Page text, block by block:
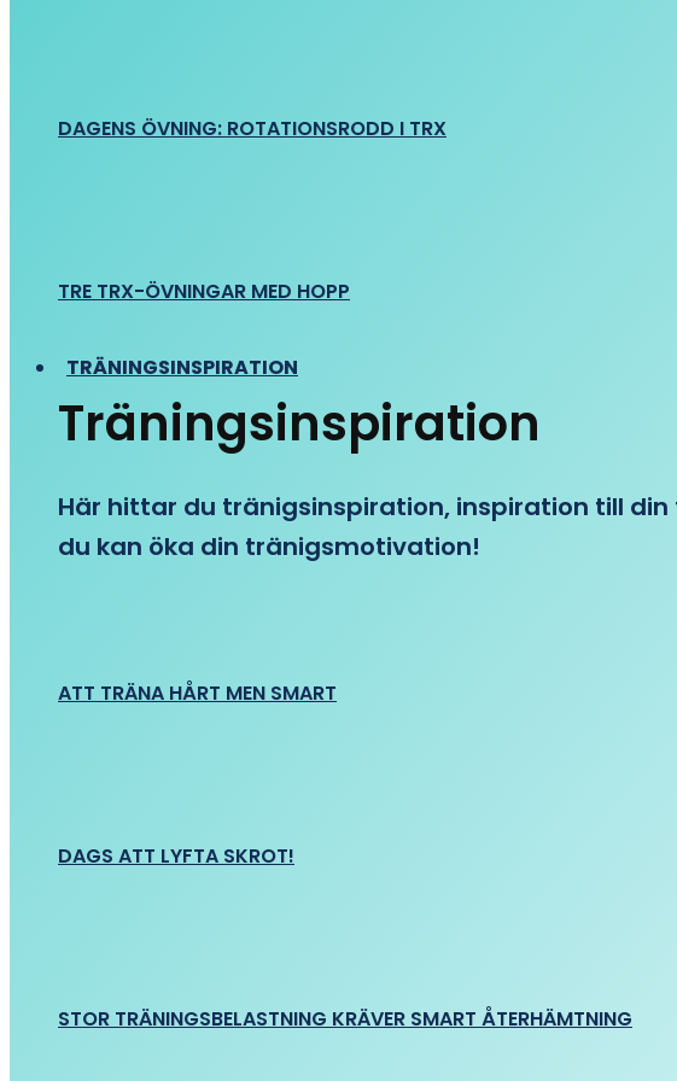
DAGENS ÖVNING: ROTATIONSRODD I TRX
TRE TRX-ÖVNINGAR MED HOPP
TRÄNINGSINSPIRATION
Träningsinspiration
Här hittar du tränigsinspiration, inspiration till
du kan öka din tränigsmotivation!
ATT TRÄNA HÅRT MEN SMART
DAGS ATT LYFTA SKROT!
STOR TRÄNINGSBELASTNING KRÄVER SMART ÅTERHÄMTNING